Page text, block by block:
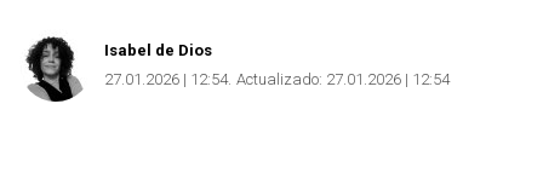
Isabel de Dios
27.01.2026 | 12:54 Actualizado: 27.01.2026 | 12:54